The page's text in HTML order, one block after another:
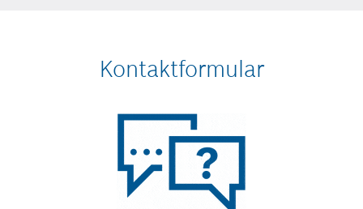
Kontaktformular